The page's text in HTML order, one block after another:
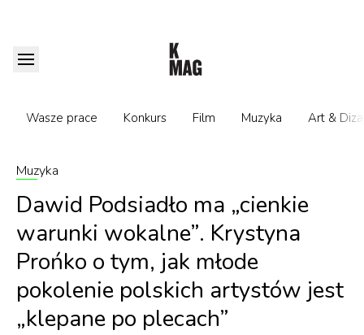
Wasze prace Konkurs Film Muzyka Art &
Muzyka
Dawid Podsiadło ma „cienkie
warunki wokalne”. Krystyna
Prońko o tym, jak młode
pokolenie polskich artystów jest
„klepane po plecach”